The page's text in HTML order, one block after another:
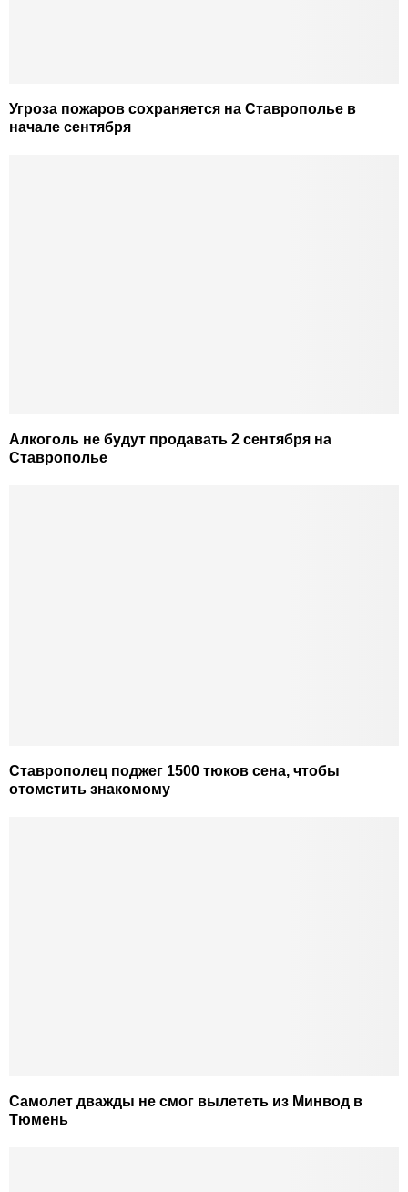
Угроза пожаров сохраняется на Ставрополье в
начале сентября
Алкоголь не будут продавать 2 сентября на
Ставрополье
Ставрополец поджег 1500 тюков сена, чтобы
отомстить знакомому
Самолет дважды не смог вылететь из Минвод в
Тюмень